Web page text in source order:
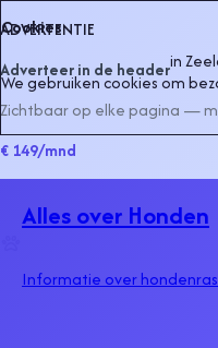
ADVERTENTIE
Adverteer in de headerin
Zichtbaar op elke pagina —
€ 149/mnd
Alles over Honden
Informatie over
Cookies
We gebruiken cookies om